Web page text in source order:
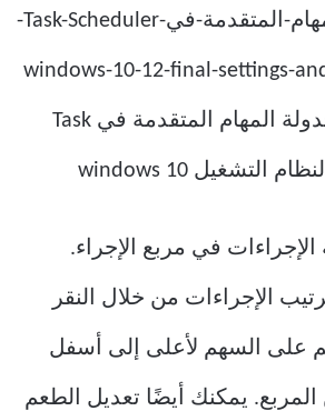
في مربع الإجراء.
الإجراءات من خلال النقر
ثم على السهم لأعلى إلى أسفل
المربع. يمكنك أيضًا تعديل الطعم